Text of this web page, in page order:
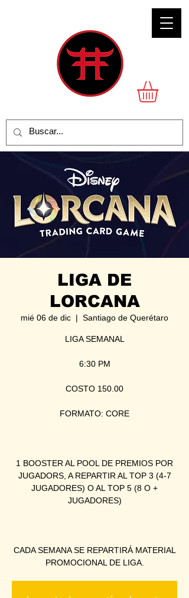
LIGA DE
LORCANA
mié 06 de dic
  |
Santiago de Querétaro
LIGA SEMANAL
6:30 PM
COSTO 150.00
FORMATO: CORE
1 BOOSTER AL POOL DE PREMIOS POR
JUGADORS, A REPARTIR AL TOP 3 (4-7
JUGADORES) O AL TOP 5 (8 O +
JUGADORES)
CADA SEMANA SE REPARTIRÁ MATERIAL
PROMOCIONAL DE LIGA.